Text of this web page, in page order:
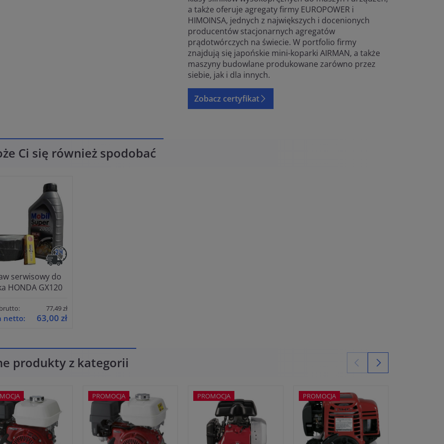
a także oferuje agregaty firmy EUROPOWER i
HIMOINSA, jednych z największych i docenionych
producentów stacjonarnych agregatów
prądotwórczych na świecie. W portfolio firmy
znajdują się japońskie mini-koparki AIRMAN, a także
maszyny budowlane produkowane zarówno przez
siebie, jak i dla innych.
Zobacz certyfikat
Ci się również spodobać
serwisowy do
HONDA GX120
77,49 zł
netto: 63,00 zł
produkty z kategorii
PROMOCJA PROMOCJA PROMOCJA